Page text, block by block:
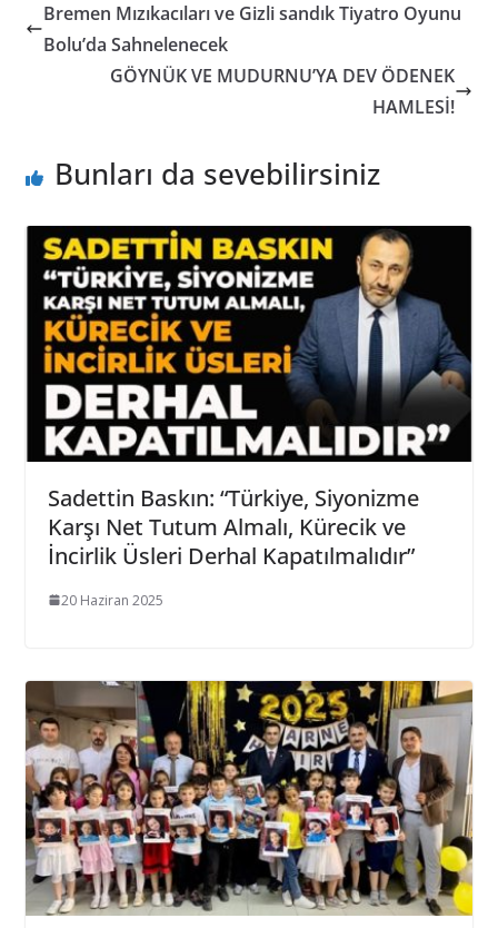
Bremen Mızıkacıları ve Gizli sandık Tiyatro Oyunu
Bolu’da Sahnelenecek
GÖYNÜK VE MUDURNU’YA DEV ÖDENEK
HAMLESİ!
Bunları da sevebilirsiniz
Sadettin Baskın: “Türkiye, Siyonizme
Karşı Net Tutum Almalı, Kürecik ve
İncirlik Üsleri Derhal Kapatılmalıdır”
20 Haziran 2025